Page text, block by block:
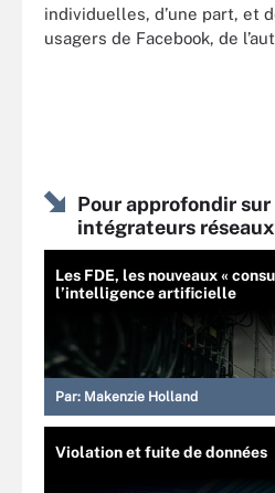
individuelles, d’une part, et
usagers de Facebook, de
Pour approfondir
intégrateurs réseaux
Les FDE, les nouveaux «
l’intelligence artificielle
Par: Makenzie Holland
Violation et fuite de données